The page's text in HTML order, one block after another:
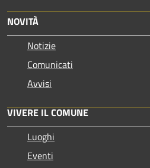
NOVITÀ
Notizie
Comunicati
Avvisi
VIVERE IL COMUNE
Luoghi
Eventi